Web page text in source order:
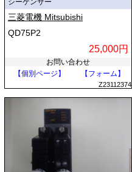
三菱電機 Mitsubishi
QD75P2
25,000円
お問い合わせ
【個別ページ】
【フォーム】
Z23112374